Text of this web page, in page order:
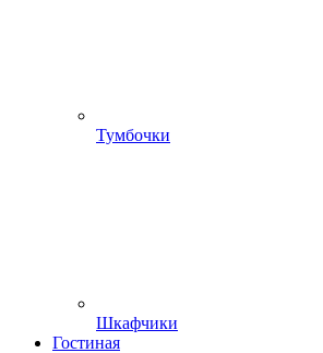
Тумбочки
Шкафчики
Гостиная